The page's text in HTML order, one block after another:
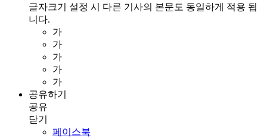
글자크기 설정 시 다른 기사의 본문도 동일하게 적용 됩
니다.
가
가
가
가
가
공유하기
공유
닫기
페이스북